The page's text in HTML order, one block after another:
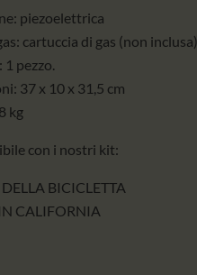
piezoelettrica
cartuccia di gas (non inclusa)
pezzo.
37 x 10 x 31,5 cm
kg
con i nostri kit:
BICICLETTA
CALIFORNIA